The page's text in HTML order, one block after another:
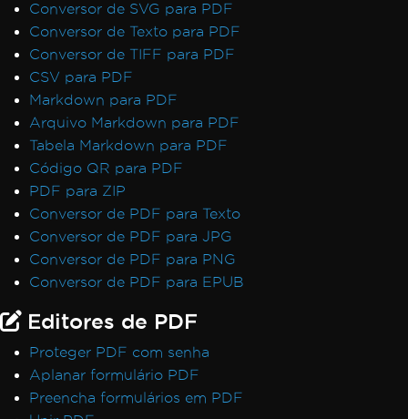
Conversor de SVG para PDF
Conversor de Texto para PDF
Conversor de TIFF para PDF
CSV para PDF
Markdown para PDF
Arquivo Markdown para PDF
Tabela Markdown para PDF
Código QR para PDF
PDF para ZIP
Conversor de PDF para Texto
Conversor de PDF para JPG
Conversor de PDF para PNG
Conversor de PDF para EPUB
Editores de PDF
Proteger PDF com senha
Aplanar formulário PDF
Preencha formulários em PDF